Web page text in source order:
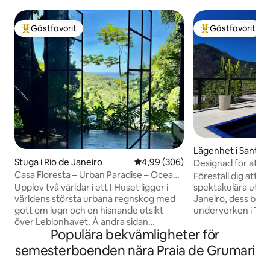
Populär gästfavorit
Gästfavorit
Stuga i Rio de Janeiro 4,99 av 5 i genomsnittligt
4,99 (306)
Casa Floresta – Urban Paradise – Ocean
View
Upplev två världar i ett ! Huset ligger i
världens största urbana regnskog med
gott om lugn och en hisnande utsikt
över Leblonhavet. Å andra sidan
kommer du att vara 2 km från asfalten
och 20 minuter med bil från Leblon
beach. Stadsfullmäktige Vill du ha lugn
Populär
Gästfavorit
Lägenhet i Santa
Designad för att
spektakulära
Föreställ dig att
spektakulära
Janeiro, dess
underverken i
det spännande
bekväm lägenhet
oberoende
Populära bekvämligheter för
semesterboenden nära Praia de Grumari